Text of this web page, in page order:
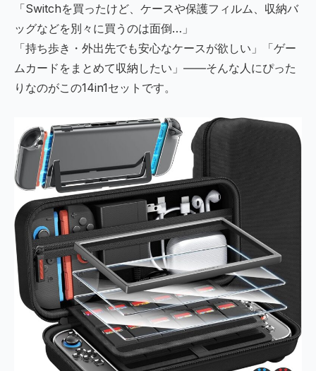
「Switchを買ったけど、ケースや保護フィルム、収納バ
ッグなどを別々に買うのは面倒…」
「持ち歩き・外出先でも安心なケースが欲しい」「ゲー
ムカードをまとめて収納したい」――そんな人にぴった
りなのがこの14in1セットです。